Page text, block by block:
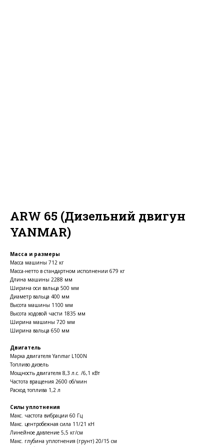
ARW 65 (Дизельний двигун
YANMAR)
Масса и размеры
Масса машины 712 кг
Масса-нетто в стандартном исполнении 679 кг
Длина машины 2288 мм
Ширина оси вальца 500 мм
Диаметр вальца 400 мм
Высота машины 1100 мм
Высота ходовой части 1835 мм
Ширина машины 720 мм
Ширина вальца 650 мм
Двигатель
Марка двигателя Yanmar L100N
Топливо дизель
Мощность двигателя 8,3 л.с. /6,1 кВт
Частота вращения 2600 об/мин
Расход топлива 1,2 л
Силы уплотнения
Макс. частота вибрации 60 Гц
Макс. центробежная сила 11/21 кН
Линейное давление 5,5 кг/см
Макс. глубина уплотнения (грунт) 20/15 см